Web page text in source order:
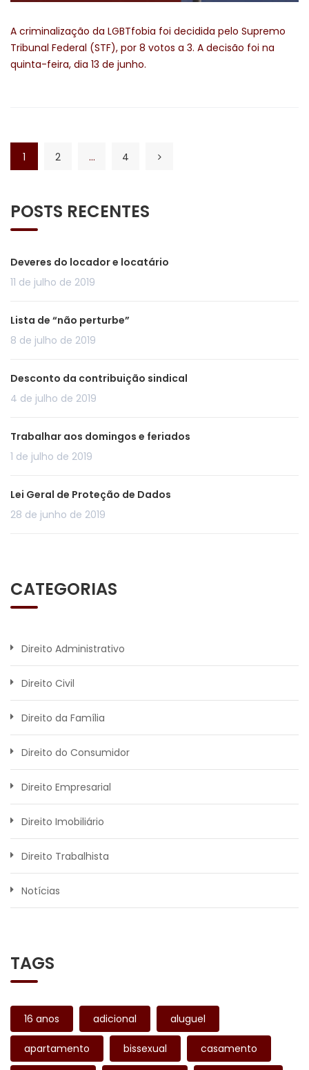
A criminalização da LGBTfobia foi decidida pelo Supremo
Tribunal Federal (STF), por 8 votos a 3. A decisão foi na
quinta-feira, dia 13 de junho.
1 2 … 4
POSTS RECENTES
Deveres do locador e locatário
11 de julho de 2019
Lista de “não perturbe”
8 de julho de 2019
Desconto da contribuição sindical
4 de julho de 2019
Trabalhar aos domingos e feriados
1 de julho de 2019
Lei Geral de Proteção de Dados
28 de junho de 2019
CATEGORIAS
Direito Administrativo
Direito Civil
Direito da Família
Direito do Consumidor
Direito Empresarial
Direito Imobiliário
Direito Trabalhista
Notícias
TAGS
16 anos adicional aluguel
apartamento bissexual casamento